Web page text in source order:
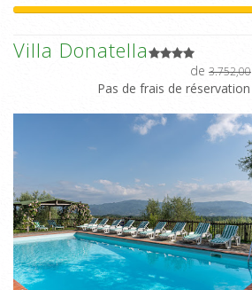
Villa Donatella
de 3.752,00
Pas de frais de réservation